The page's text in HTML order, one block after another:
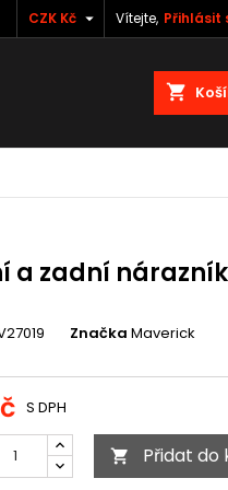
Vítejte, Přihlásit
CZK Kč 
shopping_cart
a zadní
Značka Maverick
S DPH
 Přidat do